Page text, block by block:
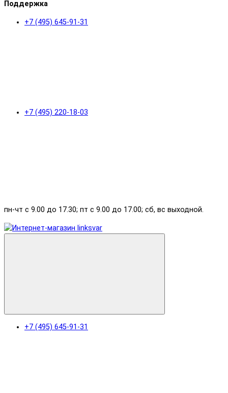
Поддержка
+7 (495) 645-91-31
+7 (495) 220-18-03
пн-чт с 9.00 до 17.30; пт с 9.00 до 17.00; сб, вс выходной.
+7 (495) 645-91-31